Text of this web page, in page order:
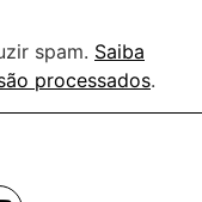
spam. Saiba
processados.